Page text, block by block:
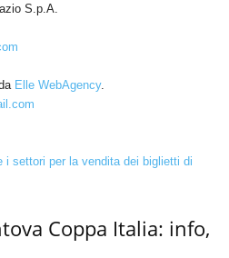
S.p.A.
Elle WebAgency.
Coppa Italia: info,